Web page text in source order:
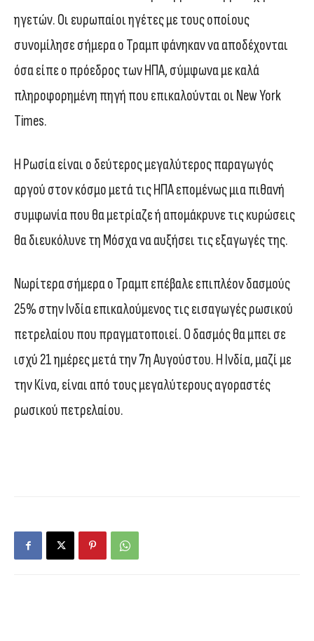
ηγετών. Οι ευρωπαίοι ηγέτες με τους οποίους
συνομίλησε σήμερα ο Τραμπ φάνηκαν να αποδέχονται
όσα είπε ο πρόεδρος των ΗΠΑ, σύμφωνα με καλά
πληροφορημένη πηγή που επικαλούνται οι New York
Times.
Η Ρωσία είναι ο δεύτερος μεγαλύτερος παραγωγός
αργού στον κόσμο μετά τις ΗΠΑ επομένως μια πιθανή
συμφωνία που θα μετρίαζε ή απομάκρυνε τις κυρώσεις
θα διευκόλυνε τη Μόσχα να αυξήσει τις εξαγωγές της.
Νωρίτερα σήμερα ο Τραμπ επέβαλε επιπλέον δασμούς
25% στην Ινδία επικαλούμενος τις εισαγωγές ρωσικού
πετρελαίου που πραγματοποιεί. Ο δασμός θα μπει σε
ισχύ 21 ημέρες μετά την 7η Αυγούστου. Η Ινδία, μαζί με
την Κίνα, είναι από τους μεγαλύτερους αγοραστές
ρωσικού πετρελαίου.